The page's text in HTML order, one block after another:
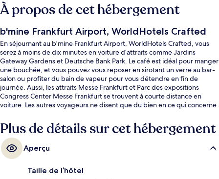
À propos de cet hébergement
b'mine Frankfurt Airport, WorldHotels Crafted
En séjournant au b'mine Frankfurt Airport, WorldHotels Crafted, vous
serez à moins de dix minutes en voiture d’attraits comme Jardins
Gateway Gardens et Deutsche Bank Park. Le café est idéal pour manger
une bouchée, et vous pouvez vous reposer en sirotant un verre au bar-
salon ou profiter du bain de vapeur pour vous détendre en fin de
journée. Aussi, les attraits Messe Frankfurt et Parc des expositions
Congress Center Messe Frankfurt se trouvent à courte distance en
voiture. Les autres voyageurs ne disent que du bien en ce qui concerne
Plus de détails sur cet hébergement
Aperçu
Taille de l’hôtel